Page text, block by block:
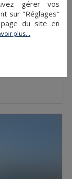
gérer vos
sur "Réglages"
du site en
plus...